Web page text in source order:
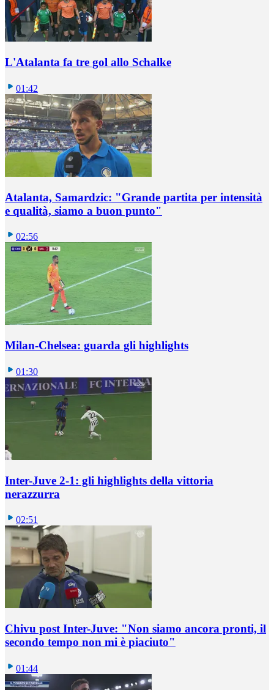
L'Atalanta fa tre gol allo Schalke
01:42
Atalanta, Samardzic: "Grande partita per intensità
e qualità, siamo a buon punto"
02:56
Milan-Chelsea: guarda gli highlights
01:30
Inter-Juve 2-1: gli highlights della vittoria
nerazzurra
02:51
Chivu post Inter-Juve: "Non siamo ancora pronti, il
secondo tempo non mi è piaciuto"
01:44